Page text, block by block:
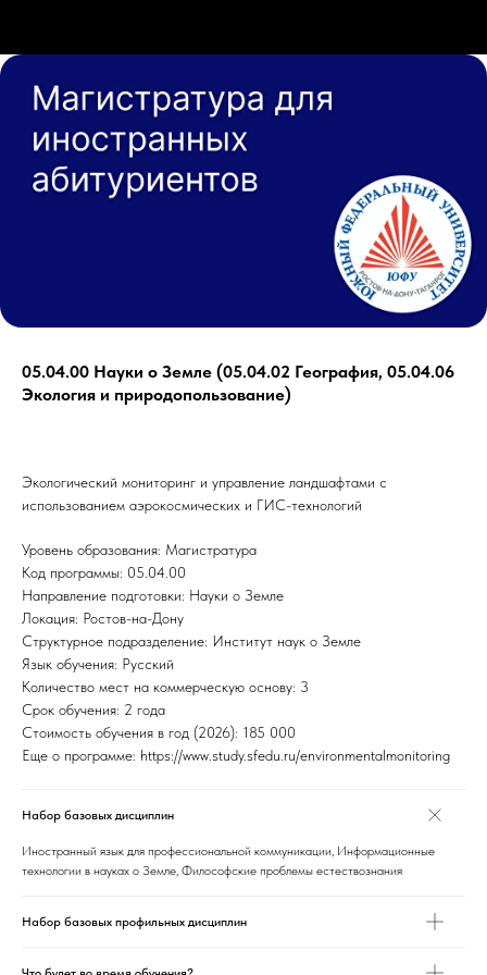
05.04.00 Науки о Земле (05.04.02 География, 05.04.06
Экология и природопользование)
Экологический мониторинг и управление ландшафтами с
использованием аэрокосмических и ГИС-технологий
Уровень образования: Магистратура
Код программы: 05.04.00
Направление подготовки: Науки о Земле
Локация: Ростов-на-Дону
Структурное подразделение: Институт наук о Земле
Язык обучения: Русский
Количество мест на коммерческую основу: 3
Срок обучения: 2 года
Стоимость обучения в год (2026): 185 000
Еще о программе: https://www.study.sfedu.ru/environmentalmonitoring
Набор базовых дисциплин
Иностранный язык для профессиональной коммуникации, Информационные
технологии в науках о Земле, Философские проблемы естествознания
Набор базовых профильных дисциплин